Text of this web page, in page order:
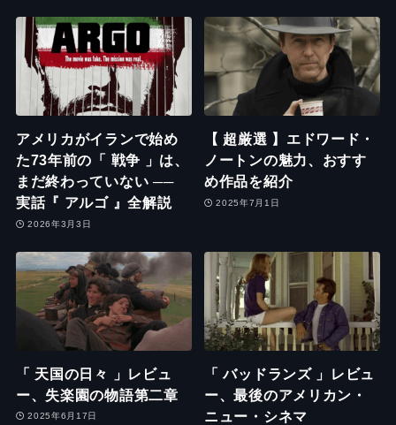
アメリカがイランで始め
た73年前の「 戦争 」は、
まだ終わっていない ──
実話『 アルゴ 』全解説
2026年3月3日
【 超厳選 】エドワード・
ノートンの魅力、おすす
め作品を紹介
2025年7月1日
「 天国の日々 」レビュ
ー、失楽園の物語第二章
2025年6月17日
「 バッドランズ 」レビュ
ー、最後のアメリカン・
ニュー・シネマ